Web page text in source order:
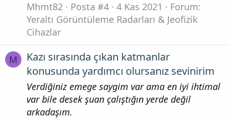
Mhmt82
Posta #4 4 Kas 2021
Forum:
Yeraltı Görüntüleme Radarları & Jeofizik
Cihazlar
M
Kazı sırasında çıkan katmanlar
konusunda yardımcı olursanız sevinirim
Verdiğiniz emege saygim var ama en iyi ihtimal
var bile desek şuan çalıştığın yerde değil
arkadaşım.